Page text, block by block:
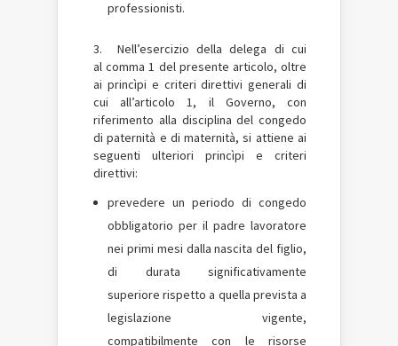
professionisti.
3. Nell’esercizio della delega di cui
al comma 1 del presente articolo, oltre
ai princìpi e criteri direttivi generali di
cui all’articolo 1, il Governo, con
riferimento alla disciplina del congedo
di paternità e di maternità, si attiene ai
seguenti ulteriori princìpi e criteri
direttivi:
prevedere un periodo di congedo
obbligatorio per il padre lavoratore
nei primi mesi dalla nascita del figlio,
di durata significativamente
superiore rispetto a quella prevista a
legislazione vigente,
compatibilmente con le risorse